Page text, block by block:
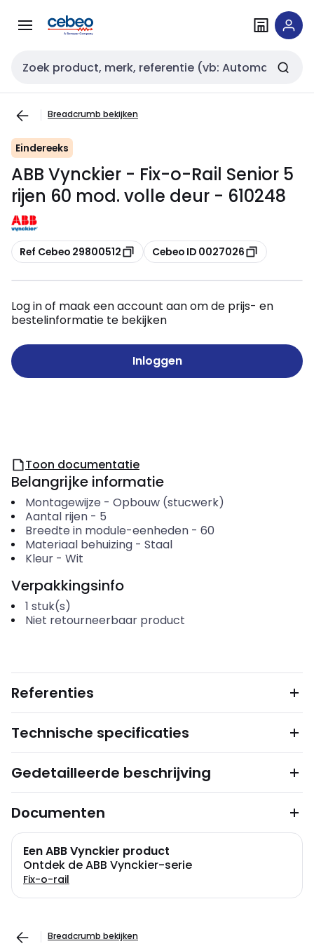
naar
naar
Zoekveld invoer
Breadcrumb bekijken
Eindereeks
ABB Vynckier - Fix-o-Rail Senior 5
rijen 60 mod. volle deur - 610248
Kopiëren
Ref Cebeo 29800512 Kopiëren
Cebeo ID 0027026
Log in of maak een account aan om de prijs- en
bestelinformatie te bekijken
Inloggen
Toon documentatie
Belangrijke informatie
Montagewijze - Opbouw (stucwerk)
Aantal rijen- 5
Breedte in module-eenheden- 60
Materiaal behuizing- Staal
Kleur- Wit
Verpakkingsinfo
1 stuk(s)
Niet retourneerbaar product
Referenties
Technische specificaties
Gedetailleerde beschrijving
Documenten
Een ABB Vynckier product
Ontdek de ABB Vynckier-serie
Fix-o-rail
Breadcrumb bekijken